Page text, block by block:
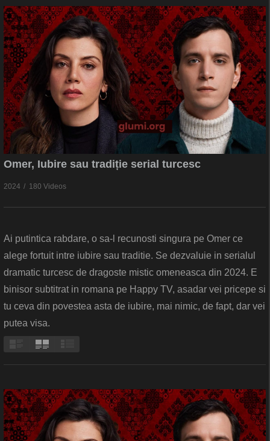
Omer, Iubire sau tradiție serial turcesc
2024 180 Videos
Ai putintica rabdare, o sa-l recunosti singura pe Omer ce
alege fortuit intre iubire sau traditie. Se dezvaluie in serialul
dramatic turcesc de dragoste mistic omeneasca din 2024. E
binisor subtitrat in romana pe Happy TV, asadar vei pricepe si
tu ceva din povestea asta de iubire, mai nimic, de fapt, dar vei
putea visa.